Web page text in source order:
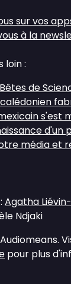
sur vos
à la
loin :
de
s'est
média et
Agatha
Ndjaki
pour plus